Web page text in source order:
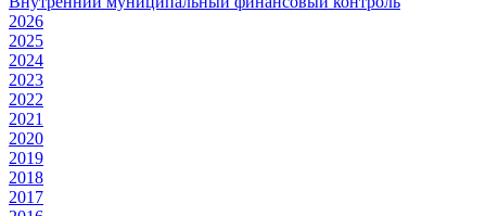
2026
2025
2024
2023
2022
2021
2020
2019
2018
2017